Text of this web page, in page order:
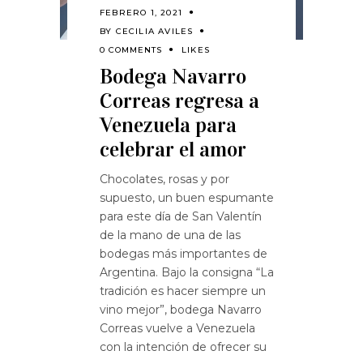
FEBRERO 1, 2021
BY CECILIA AVILES
0 COMMENTS
LIKES
Bodega Navarro
Correas regresa a
Venezuela para
celebrar el amor
Chocolates, rosas y por
supuesto, un buen espumante
para este día de San Valentín
de la mano de una de las
bodegas más importantes de
Argentina. Bajo la consigna “La
tradición es hacer siempre un
vino mejor”, bodega Navarro
Correas vuelve a Venezuela
con la intención de ofrecer su